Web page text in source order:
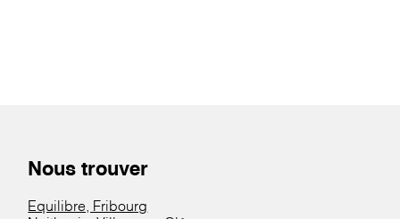
Nous trouver
Equilibre, Fribourg